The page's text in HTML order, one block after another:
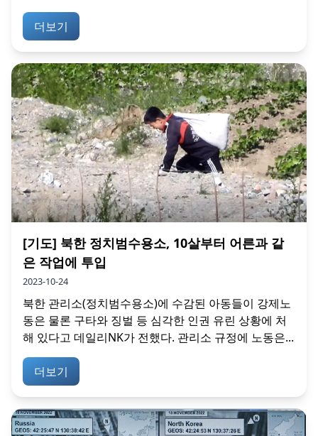
더보기
[기도] 북한 정치범수용소, 10살부터 어른과 같
은 작업에 투입
2023-10-24
북한 관리소(정치범수용소)에 수감된 아동들이 강제노
동은 물론 구타와 징벌 등 심각한 인권 유린 상황에 처
해 있다고 데일리NK가 전했다. 관리소 규정에 노동은...
더보기